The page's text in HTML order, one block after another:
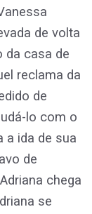
de volta
da casa de
reclama da
de
lo com o
a ida de sua
de
chega
se